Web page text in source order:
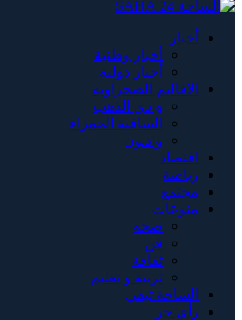
أخبار
أخبار وطنية
أخبار دولية
الاقاليم الصحراوية
وادي الذهب
الساقية الحمراء
وادنون
اقتصاد
رياضة
مجتمع
منوعات
صحة
فن
ثقافة
تربية و تعليم
الساحة تيفي
رأي حر